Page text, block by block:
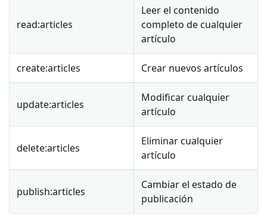
read:articles
Leer el contenido
completo de cualquier
artículo
create:articles Crear nuevos artículos
update:articles
Modificar cualquier
artículo
delete:articles
Eliminar cualquier
artículo
publish:articles
Cambiar el estado de
publicación